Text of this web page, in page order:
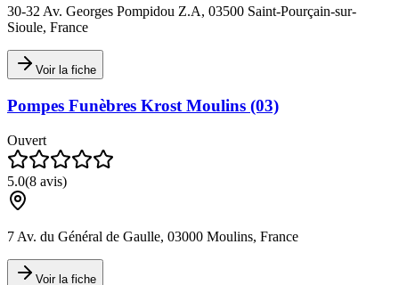
30-32 Av. Georges Pompidou Z.A, 03500 Saint-Pourçain-sur-
Sioule, France
Voir la fiche
Pompes Funèbres Krost Moulins (03)
Ouvert
5.0(8 avis)
7 Av. du Général de Gaulle, 03000 Moulins, France
Voir la fiche